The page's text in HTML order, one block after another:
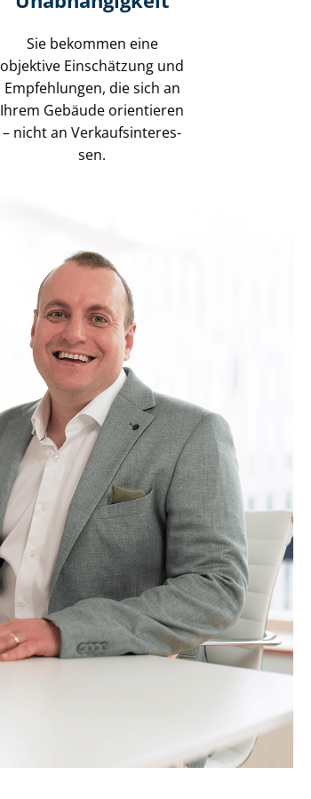
Sie bekommen eine
objektive Einschätzung und
Empfehlungen, die sich an
Ihrem Gebäude orientieren
– nicht an Ver­kaufs­in­ter­es­
sen.